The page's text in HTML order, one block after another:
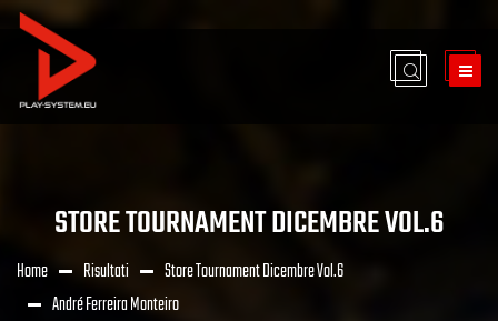
STORE TOURNAMENT DICEMBRE VOL.6
Home Risultati
Store Tournament Dicembre Vol.6
André Ferreira Monteiro